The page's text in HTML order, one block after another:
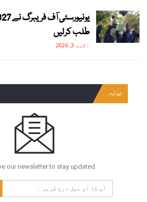
طلب کرلیں
اگست 3, 2026
نیوز لیٹر
our newsletter to stay updated.